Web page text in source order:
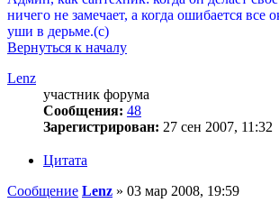
ничего не замечает, а когда ошибается все
уши в дерьме.(с)
Вернуться к началу
Lenz
участник форума
Сообщения: 48
Зарегистрирован: 27 сен 2007, 11:32
Цитата
Сообщение Lenz » 03 мар 2008, 19:59